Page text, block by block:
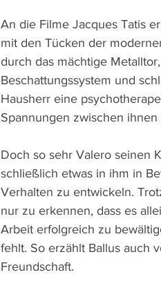
An die Filme Jacques Tatis
mit den Tücken der
durch das mächtige
Beschattungssystem und
Hausherr eine
Spannungen zwischen ihnen
Doch so sehr Valero seinen
schließlich etwas in ihm in
Verhalten zu entwickeln.
nur zu erkennen, dass es
Arbeit erfolgreich zu
fehlt. So erzählt Ballus auch
Freundschaft.